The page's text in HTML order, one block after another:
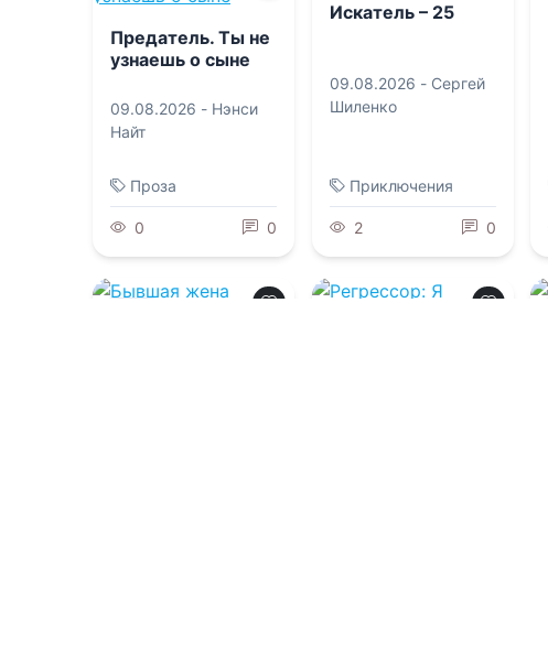
Предатель. Ты не
узнаешь о сыне
09.08.2026 - Нэнси
Найт
Проза
0 0
Искатель – 25
09.08.2026 - Сергей
Шиленко
Приключения
2 0